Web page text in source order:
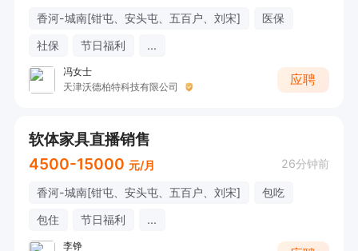
香河-城南[钳屯、安头屯、五百户、刘宋]
医保
社保
节日福利 ...
冯女士
天津沃德柏特科技有限公司
应聘
软体家具直播销售
4500-15000 元/月 26分钟前
香河-城南[钳屯、安头屯、五百户、刘宋]
包吃
包住
节日福利 ...
李铮